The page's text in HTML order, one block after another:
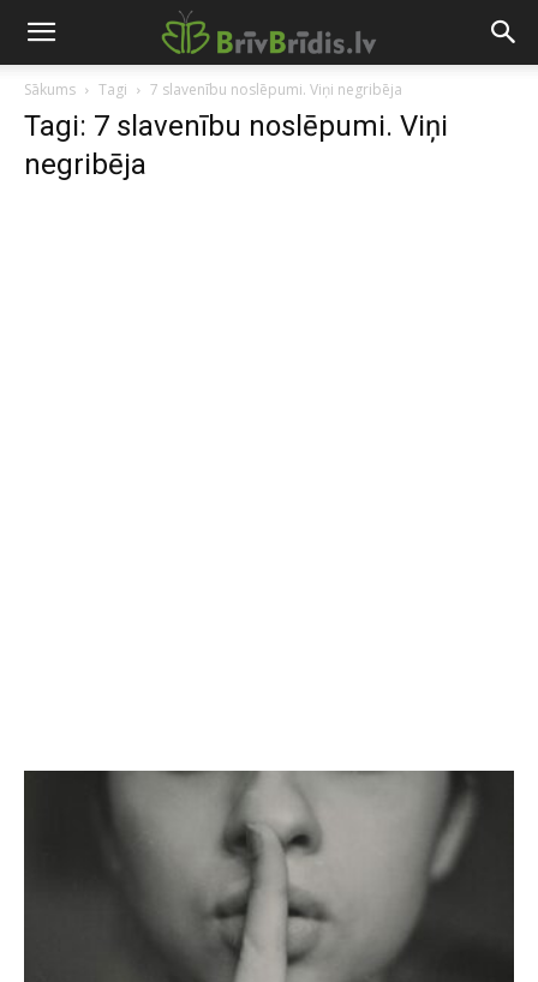
Sākums Tagi 7 slavenību noslēpumi. Viņi negribēja
Tagi: 7 slavenību noslēpumi. Viņi
negribēja